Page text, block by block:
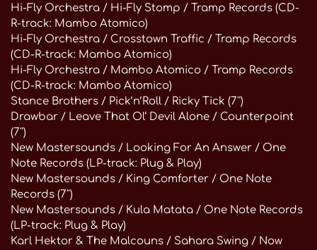
Hi-Fly Orchestra / Hi-Fly Stomp / Tramp Records (CD-
R-track: Mambo Atomico)
Hi-Fly Orchestra / Crosstown Traffic / Tramp Records
(CD-R-track: Mambo Atomico)
Hi-Fly Orchestra / Mambo Atomico / Tramp Records
(CD-R-track: Mambo Atomico)
Stance Brothers / Pick’n’Roll / Ricky Tick (7″)
Drawbar / Leave That Ol‘ Devil Alone / Counterpoint
(7″)
New Mastersounds / Looking For An Answer / One
Note Records (LP-track: Plug & Play)
New Mastersounds / King Comforter / One Note
Records (7″)
New Mastersounds / Kula Matata / One Note Records
(LP-track: Plug & Play)
Karl Hektor & The Malcouns / Sahara Swing / Now